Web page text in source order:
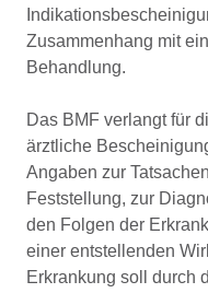
Zusammenhang mit
Behandlung.
Das BMF verlangt für
ärztliche
Angaben zur
Feststellung, zur
den Folgen der
einer entstellenden
Erkrankung soll durch